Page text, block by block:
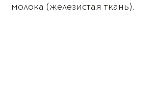
молока (железистая ткань).